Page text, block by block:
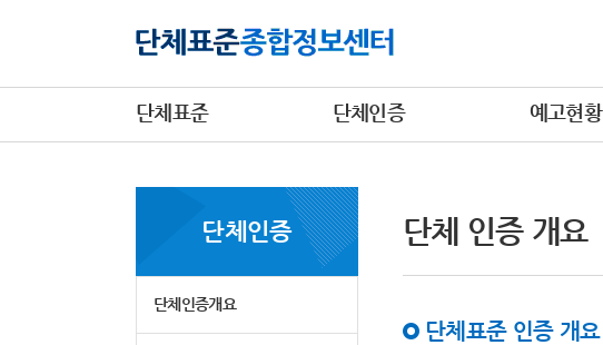
단체표준 단체인증 예고현황
단체인증
단체인증개요
단체 인증 개요
단체표준 인증 개요